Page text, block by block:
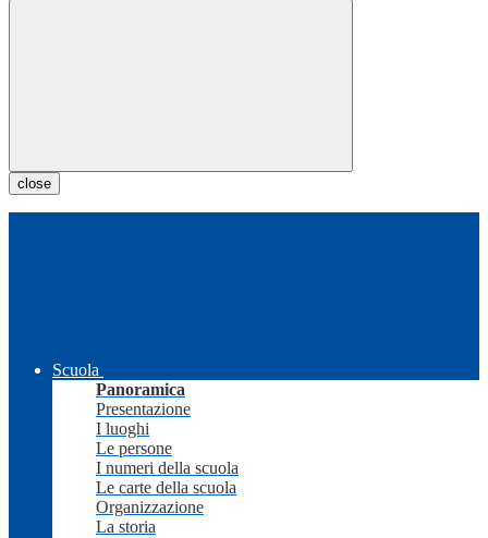
close
Scuola
Panoramica
Presentazione
I luoghi
Le persone
I numeri della scuola
Le carte della scuola
Organizzazione
La storia